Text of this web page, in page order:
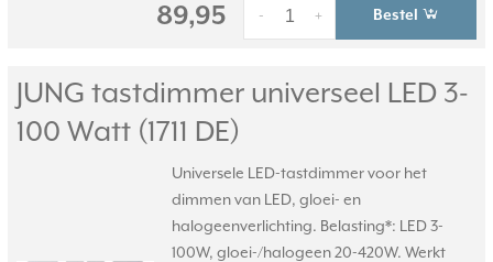
89,95 +
- Bestel
JUNG tastdimmer universeel LED 3-
100 Watt (1711 DE)
Universele LED-tastdimmer voor het
dimmen van LED, gloei- en
halogeenverlichting. Belasting*: LED 3-
100W, gloei-/halogeen 20-420W. Werkt